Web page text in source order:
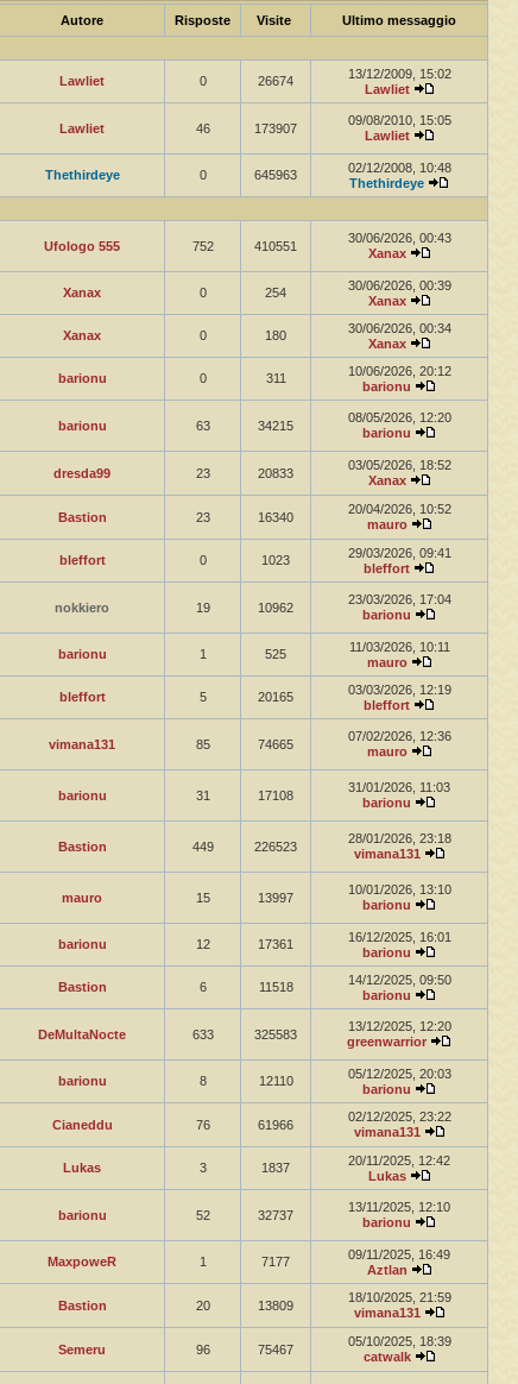
Autore Risposte Visite Ultimo messaggio
Lawliet 0 26674
13/12/2009, 15:02
Lawliet
Lawliet 46 173907
09/08/2010, 15:05
Lawliet
Thethirdeye 0 645963
02/12/2008, 10:48
Thethirdeye
Ufologo 555 752 410551
30/06/2026, 00:43
Xanax
Xanax 0 254
30/06/2026, 00:39
Xanax
Xanax 0 180
30/06/2026, 00:34
Xanax
barionu 0 311
10/06/2026, 20:12
barionu
barionu 63 34215
08/05/2026, 12:20
barionu
dresda99 23 20833
03/05/2026, 18:52
Xanax
Bastion 23 16340
20/04/2026, 10:52
mauro
bleffort 0 1023
29/03/2026, 09:41
bleffort
nokkiero 19 10962
23/03/2026, 17:04
barionu
barionu 1 525
11/03/2026, 10:11
mauro
bleffort 5 20165
03/03/2026, 12:19
bleffort
vimana131 85 74665
07/02/2026, 12:36
mauro
barionu 31 17108
31/01/2026, 11:03
barionu
Bastion 449 226523
28/01/2026, 23:18
vimana131
mauro 15 13997
10/01/2026, 13:10
barionu
barionu 12 17361
16/12/2025, 16:01
barionu
Bastion 6 11518
14/12/2025, 09:50
barionu
DeMultaNocte 633 325583
13/12/2025, 12:20
greenwarrior
barionu 8 12110
05/12/2025, 20:03
barionu
Cianeddu 76 61966
02/12/2025, 23:22
vimana131
Lukas 3 1837
20/11/2025, 12:42
Lukas
barionu 52 32737
13/11/2025, 12:10
barionu
MaxpoweR 1 7177
09/11/2025, 16:49
Aztlan
Bastion 20 13809
18/10/2025, 21:59
vimana131
Semeru 96 75467
05/10/2025, 18:39
catwalk